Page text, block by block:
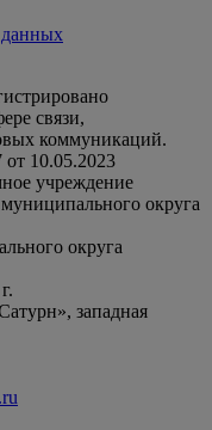
данных
связи,
коммуникаций.
10.05.2023
учреждение
округа
округа
западная